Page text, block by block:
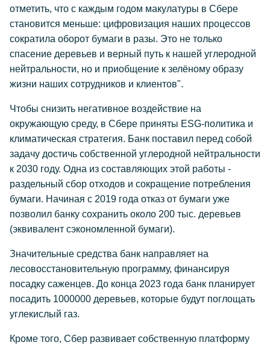
отметить, что с каждым годом макулатуры в Сбере
становится меньше: цифровизация наших процессов
сократила оборот бумаги в разы. Это не только
спасение деревьев и верный путь к нашей углеродной
нейтральности, но и приобщение к зелёному образу
жизни наших сотрудников и клиентов".
Чтобы снизить негативное воздействие на
окружающую среду, в Сбере приняты ESG-политика и
климатическая стратегия. Банк поставил перед собой
задачу достичь собственной углеродной нейтральности
к 2030 году. Одна из составляющих этой работы -
раздельный сбор отходов и сокращение потребления
бумаги. Начиная с 2019 года отказ от бумаги уже
позволил банку сохранить около 200 тыс. деревьев
(эквивалент сэкономленной бумаги).
Значительные средства банк направляет на
лесовосстановительную программу, финансируя
посадку саженцев. До конца 2023 года банк планирует
посадить 1000000 деревьев, которые будут поглощать
углекислый газ.
Кроме того, Сбер развивает собственную платформу